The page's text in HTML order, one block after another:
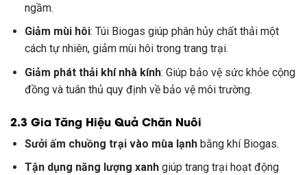
ngầm.
Giảm mùi hôi: Túi Biogas giúp phân hủy chất thải một
cách tự nhiên, giảm mùi hôi trong trang trại.
Giảm phát thải khí nhà kính: Giúp bảo vệ sức khỏe cộng
đồng và tuân thủ quy định về bảo vệ môi trường.
2.3 Gia Tăng Hiệu Quả Chăn Nuôi
Sưởi ấm chuồng trại vào mùa lạnhbằng khí Biogas.
Tận dụng năng lượng xanhgiúp trang trại hoạt động